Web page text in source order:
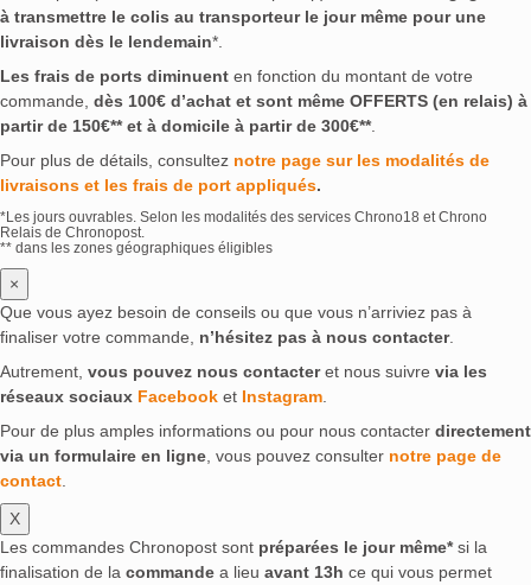
à transmettre le colis au transporteur le jour même pour une
livraison dès le lendemain*.
Les frais de ports diminuent en fonction du montant de votre
commande, dès 100€ d’achat et sont même OFFERTS (en relais) à
partir de 150€** et à domicile à partir de 300€**.
Pour plus de détails, consultez notre page sur les modalités de
livraisons et les frais de port appliqués.
*Les jours ouvrables. Selon les modalités des services Chrono18 et Chrono
Relais de Chronopost.
** dans les zones géographiques éligibles
×
Que vous ayez besoin de conseils ou que vous n’arriviez pas à
finaliser votre commande, n’hésitez pas à nous contacter.
Autrement, vous pouvez nous contacteret nous suivre via les
réseaux sociaux Facebook et Instagram
Pour de plus amples informations ou pour nous contacter directement
via un formulaire en ligne , vous pouvez consulter notre page de
contact
X
Les commandes Chronopost sont préparées le jour même*si la
finalisation de la commande a lieu avant 13h ce qui vous permet